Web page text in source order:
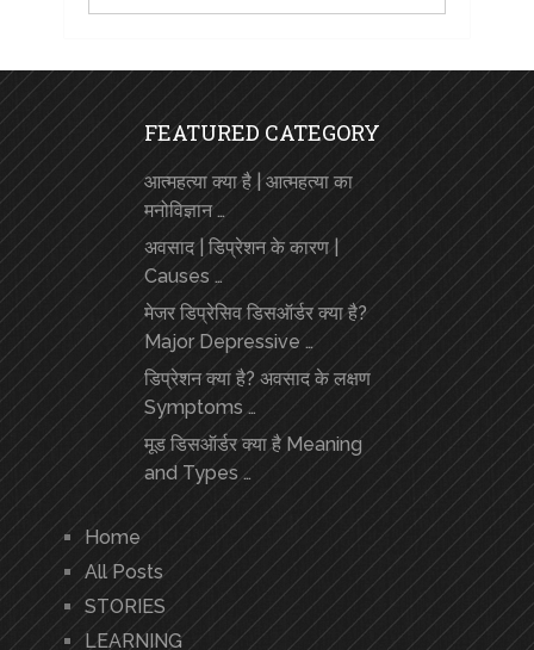
FEATURED CATEGORY
आत्महत्या क्या है | आत्महत्या का
मनोविज्ञान …
अवसाद | डिप्रेशन के कारण |
Causes …
मेजर डिप्रेसिव डिसऑर्डर क्या है?
Major Depressive …
डिप्रेशन क्या है? अवसाद के लक्षण
Symptoms …
मूड डिसऑर्डर क्या है Meaning
and Types …
Home
All Posts
STORIES
LEARNING